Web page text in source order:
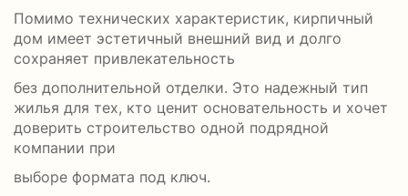
Помимо технических характеристик, кирпичный
дом имеет эстетичный внешний вид и долго
сохраняет привлекательность
без дополнительной отделки. Это надежный тип
жилья для тех, кто ценит основательность и хочет
доверить строительство одной подрядной
компании при
выборе формата под ключ.